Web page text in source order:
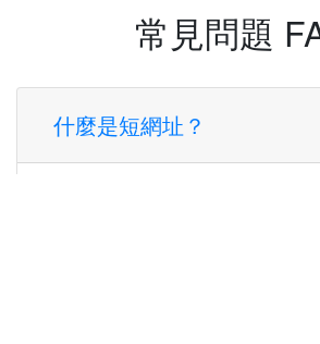
常見問題
什麼是短網址？